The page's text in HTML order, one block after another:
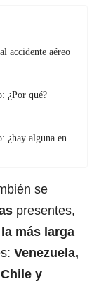
accidente aéreo
¿Por qué?
¿hay alguna en
se
presentes,
más larga
Venezuela,
y